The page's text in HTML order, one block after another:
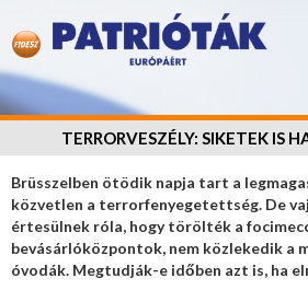
TERRORVESZÉLY: SIKETEK IS
Brüsszelben ötödik napja tart a
közvetlen a terrorfenyegetettség. De
értesülnek róla, hogy törölték a
bevásárlóközpontok, nem közlekedik a
óvodák. Megtudják-e időben azt is, ha